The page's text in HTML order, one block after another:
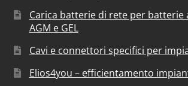
Carica batterie di rete per batterie
AGM e GEL
Cavi e connettori specifici per
Elios4you – efficientamento